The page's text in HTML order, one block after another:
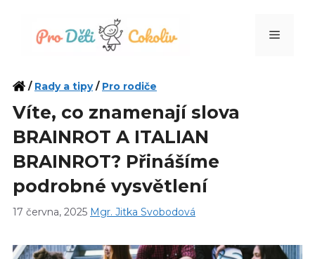
Menu
/ Rady a tipy/ Pro rodiče
Víte, co znamenají slova
BRAINROT A ITALIAN
BRAINROT? Přinášíme
podrobné vysvětlení
17 června, 2025 Mgr. Jitka Svobodová